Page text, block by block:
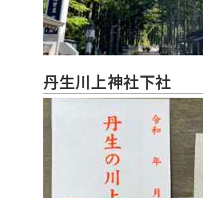
丹生川上神社下社